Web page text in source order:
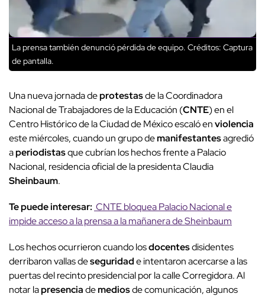
La prensa también denunció pérdida de equipo. Créditos: Captura
de pantalla.
Una nueva jornada deprotestasde la Coordinadora
Nacional de Trabajadores de la Educación (CNTE) en el
Centro Histórico de la Ciudad de México escaló enviolencia
este miércoles, cuando un grupo demanifestantesagredió
aperiodistasque cubrían los hechos frente a Palacio
Nacional, residencia oficial de la presidenta Claudia
Sheinbaum.
Te puede interesar: CNTE bloquea Palacio Nacional e
impide acceso a la prensa a la mañanera de Sheinbaum
Los hechos ocurrieron cuando losdocentesdisidentes
derribaron vallas deseguridade intentaron acercarse a las
puertas del recinto presidencial por la calle Corregidora. Al
notar lapresenciademediosde comunicación, algunos